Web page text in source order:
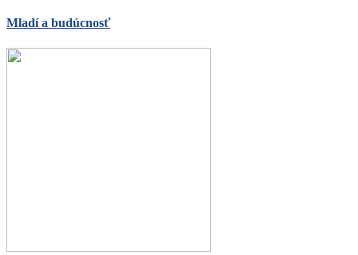
Mladí a budúcnosť